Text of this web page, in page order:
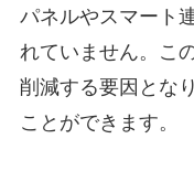
パネルやスマート
れていません。こ
削減する要因とな
ことができます。